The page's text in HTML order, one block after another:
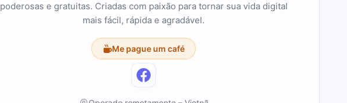
poderosas e gratuitas. Criadas com paixão para tornar sua vida digital
mais fácil, rápida e agradável.
Me pague um café